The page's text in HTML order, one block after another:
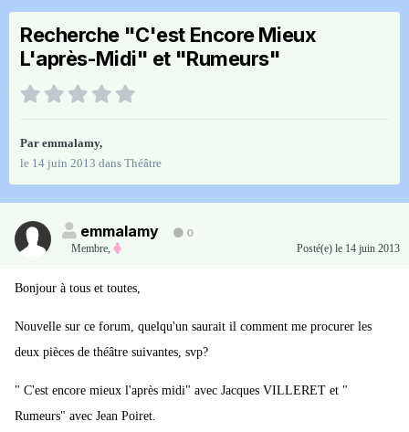
Recherche "C'est Encore Mieux
L'après-Midi" et "Rumeurs"
Par emmalamy,
le 14 juin 2013 dans Théâtre
emmalamy
0
Membre, Posté(e) le 14 juin 2013
Bonjour à tous et toutes,
Nouvelle sur ce forum, quelqu'un saurait il comment me procurer les
deux pièces de théâtre suivantes, svp?
" C'est encore mieux l'après midi" avec Jacques VILLERET et "
Rumeurs" avec Jean Poiret.